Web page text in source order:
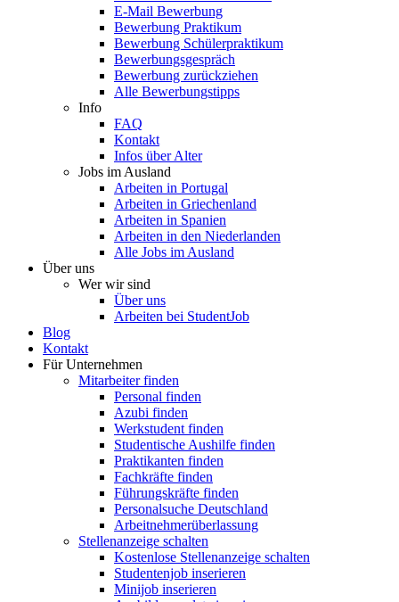
E-Mail Bewerbung
Bewerbung Praktikum
Bewerbung Schülerpraktikum
Bewerbungsgespräch
Bewerbung zurückziehen
Alle Bewerbungstipps
Info
FAQ
Kontakt
Infos über Alter
Jobs im Ausland
Arbeiten in Portugal
Arbeiten in Griechenland
Arbeiten in Spanien
Arbeiten in den Niederlanden
Alle Jobs im Ausland
Über uns
Wer wir sind
Über uns
Arbeiten bei StudentJob
Blog
Kontakt
Für Unternehmen
Mitarbeiter finden
Personal finden
Azubi finden
Werkstudent finden
Studentische Aushilfe finden
Praktikanten finden
Fachkräfte finden
Führungskräfte finden
Personalsuche Deutschland
Arbeitnehmerüberlassung
Stellenanzeige schalten
Kostenlose Stellenanzeige schalten
Studentenjob inserieren
Minijob inserieren